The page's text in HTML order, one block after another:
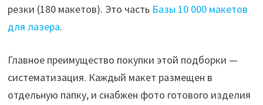
резки (180 макетов). Это часть Базы 10 000 макетов
для лазера.
Главное преимущество покупки этой подборки —
систематизация. Каждый макет размещен в
отдельную папку, и снабжен фото готового изделия